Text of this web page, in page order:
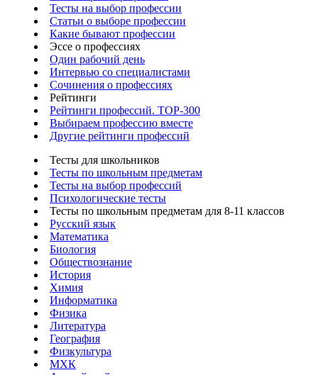
Тесты на выбор профессии
Статьи о выборе профессии
Какие бывают профессии
Эссе о профессиях
Один рабочий день
Интервью со специалистами
Сочинения о профессиях
Рейтинги
Рейтинги профессий. TOP-300
Выбираем профессию вместе
Другие рейтинги профессий
Тесты для школьников
Тесты по школьным предметам
Тесты на выбор профессий
Психологические тесты
Тесты по школьным предметам для 8-11 классов
Русский язык
Математика
Биология
Обществознание
История
Химия
Информатика
Физика
Литература
География
Физкультура
МХК